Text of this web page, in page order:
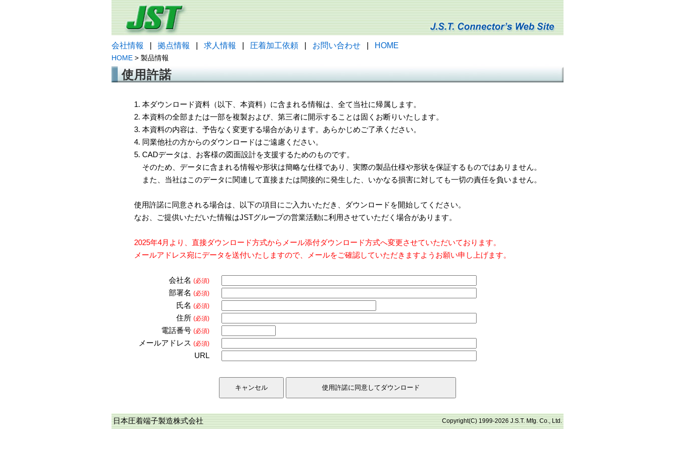
会社情報 拠点情報 求人情報 圧着加工依頼 お問い合わせ HOME
HOME > 製品情報
使用許諾
1. 本ダウンロード資料（以下、本資料）に含まれる情報は、全て当社に帰属します。
2. 本資料の全部または一部を複製および、第三者に開示することは固くお断りいたします。
3. 本資料の内容は、予告なく変更する場合があります。あらかじめご了承ください。
4. 同業他社の方からのダウンロードはご遠慮ください。
5. CADデータは、お客様の図面設計を支援するためのものです。
そのため、データに含まれる情報や形状は簡略な仕様であり、実際の製品仕様や形状を保証するものではありません。
また、当社はこのデータに関連して直接または間接的に発生した、いかなる損害に対しても一切の責任を負いません。
使用許諾に同意される場合は、以下の項目にご入力いただき、ダウンロードを開始してください。
なお、ご提供いただいた情報はJSTグループの営業活動に利用させていただく場合があります。
2025年4月より、直接ダウンロード方式からメール添付ダウンロード方式へ変更させていただいております。
メールアドレス宛にデータを送付いたしますので、メールをご確認していただきますようお願い申し上げます。
会社名 (必須)
部署名 (必須)
氏名 (必須)
住所 (必須)
電話番号 (必須)
メールアドレス (必須)
URL
日本圧着端子製造株式会社 Copyright(C) 1999-2026 J.S.T. Mfg. Co., Ltd.